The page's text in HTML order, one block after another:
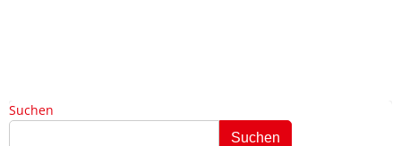
Navigation
Navigation
Navigation
Suchen
Suchen